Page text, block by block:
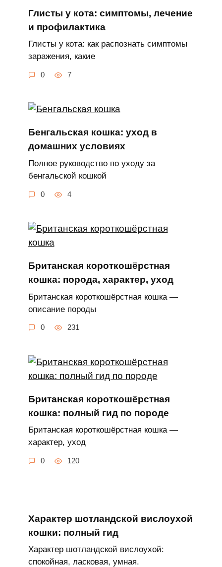
Глисты у кота: симптомы, лечение
и профилактика
Глисты у кота: как распознать симптомы
заражения, какие
0 7
Бенгальская кошка: уход в
домашних условиях
Полное руководство по уходу за
бенгальской кошкой
0 4
Британская короткошёрстная
кошка: породa, характер, уход
Британская короткошёрстная кошка —
описание породы
0 231
Британская короткошёрстная
кошка: полный гид по породе
Британская короткошёрстная кошка —
характер, уход
0 120
Характер шотландской вислоухой
кошки: полный гид
Характер шотландской вислоухой:
спокойная, ласковая, умная.